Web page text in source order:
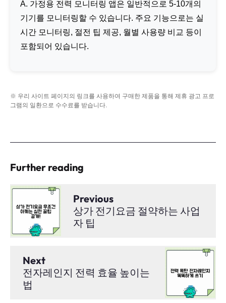
A. 가정용 전력 모니터링 앱은 일반적으로 5-10개의
기기를 모니터링할 수 있습니다. 주요 기능으로는 실
시간 모니터링, 절전 팁 제공, 월별 사용량 비교 등이
포함되어 있습니다.
※ 우리 사이트 페이지의 링크를 사용하여 구매한 제품을 통해 제휴 광고 프로
그램의 일환으로 수수료를 받습니다.
Further reading
Previous
상가 전기요금 절약하는 사업
자 팁
Next
전자레인지 전력 효율 높이는
법